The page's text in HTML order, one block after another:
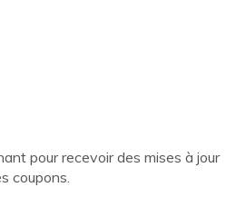
pour recevoir des mises à jour
coupons.